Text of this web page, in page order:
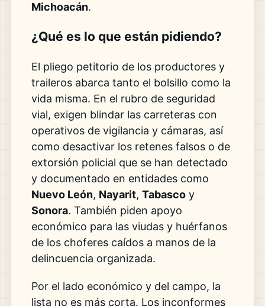
Michoacán.
¿Qué es lo que están pidiendo?
El pliego petitorio de los productores y
traileros abarca tanto el bolsillo como la
vida misma. En el rubro de seguridad
vial, exigen blindar las carreteras con
operativos de vigilancia y cámaras, así
como desactivar los retenes falsos o de
extorsión policial que se han detectado
y documentado en entidades como
Nuevo León, Nayarit, Tabascoy
Sonora. También piden apoyo
económico para las viudas y huérfanos
de los choferes caídos a manos de la
delincuencia organizada.
Por el lado económico y del campo, la
lista no es más corta. Los inconformes